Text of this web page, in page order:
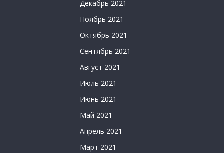
Декабрь 2021
Ноябрь 2021
Октябрь 2021
Сентябрь 2021
Август 2021
Июль 2021
Июнь 2021
Май 2021
Апрель 2021
Март 2021